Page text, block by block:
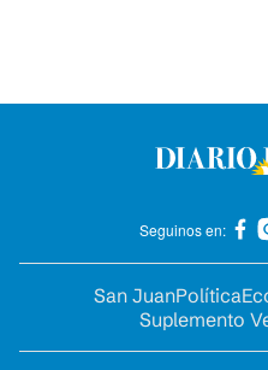
Seguinos en:
San JuanPolítica
Suplemento